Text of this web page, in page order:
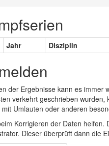
Jahr Disziplin
der Ergebnisse kann es
verkehrt geschrieben
Umlauten oder anderen
Korrigieren der Daten
Dieser überprüft dann die